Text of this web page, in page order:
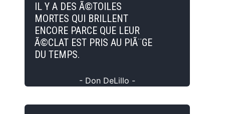
IL Y A DES Ã©TOILES
MORTES QUI BRILLENT
ENCORE PARCE QUE LEUR
Ã©CLAT EST PRIS AU PIÃ¨GE
DU TEMPS.
- Don DeLillo -